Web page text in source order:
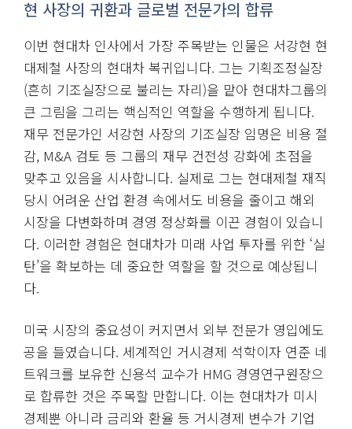
현 사장의 귀환과 글로벌 전문가의 합류
이번 현대차 인사에서 가장 주목받는 인물은 서강현 현
대제철 사장의 현대차 복귀입니다. 그는 기획조정실장
(흔히 기조실장으로 불리는 자리)을 맡아 현대차그룹의
큰 그림을 그리는 핵심적인 역할을 수행하게 됩니다.
재무 전문가인 서강현 사장의 기조실장 임명은 비용 절
감, M&A 검토 등 그룹의 재무 건전성 강화에 초점을
맞추고 있음을 시사합니다. 실제로 그는 현대제철 재직
당시 어려운 산업 환경 속에서도 비용을 줄이고 해외
시장을 다변화하며 경영 정상화를 이끈 경험이 있습니
다. 이러한 경험은 현대차가 미래 사업 투자를 위한 ‘실
탄’을 확보하는 데 중요한 역할을 할 것으로 예상됩니
다.
미국 시장의 중요성이 커지면서 외부 전문가 영입에도
공을 들였습니다. 세계적인 거시경제 석학이자 연준 네
트워크를 보유한 신용석 교수가 HMG 경영연구원장으
로 합류한 것은 주목할 만합니다. 이는 현대차가 미시
경제뿐 아니라 금리와 환율 등 거시경제 변수가 기업